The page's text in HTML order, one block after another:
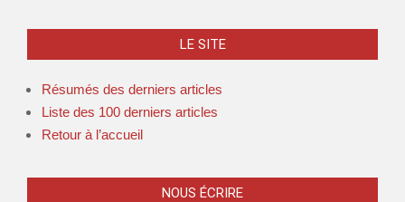
LE SITE
Résumés des derniers articles
Liste des 100 derniers articles
Retour à l’accueil
NOUS ÉCRIRE